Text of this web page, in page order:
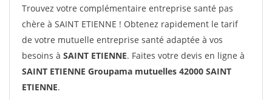
Trouvez votre complémentaire entreprise santé pas
chère à SAINT ETIENNE ! Obtenez rapidement le tarif
de votre mutuelle entreprise santé adaptée à vos
besoins à SAINT ETIENNE. Faites votre devis en ligne à
SAINT ETIENNE Groupama mutuelles 42000 SAINT
ETIENNE.